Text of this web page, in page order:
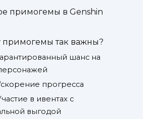
примогемы в Genshin
примогемы так важны?
шанс на
прогресса
в ивентах с
выгодой